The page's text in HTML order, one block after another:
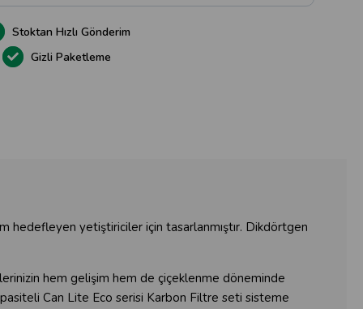
Stoktan Hızlı Gönderim
Gizli Paketleme
hedefleyen yetiştiriciler için tasarlanmıştır. Dikdörtgen
hem gelişim hem de çiçeklenme döneminde
Can Lite Eco serisi Karbon Filtre seti sisteme